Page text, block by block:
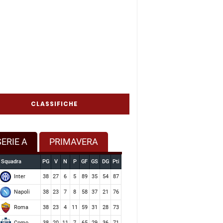
CLASSIFICHE
A PRIMAVERA
Squadra PG V N P GF GS DG Pti
Inter 38 27 6 5 89 35 54 87
Napoli 38 23 7 8 58 37 21 76
Roma 38 23 4 11 59 31 28 73